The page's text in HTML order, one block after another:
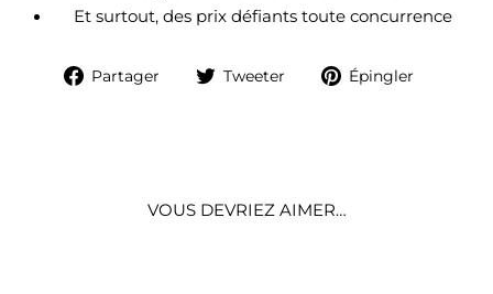
Et surtout, des prix défiants toute concurrence
Partager
PartagerTweeter
TweeterÉpingler
VOUS DEVRIEZ AIMER…